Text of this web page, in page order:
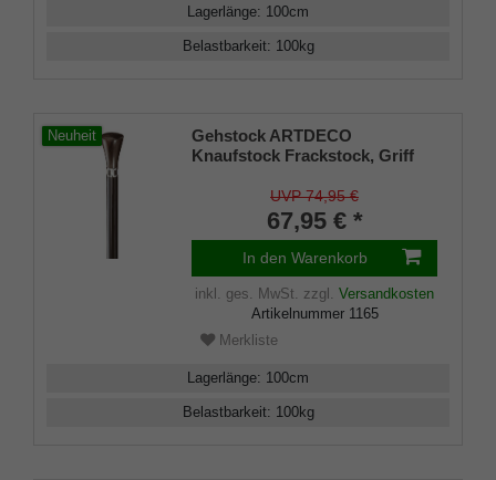
Lagerlänge: 100cm
Belastbarkeit: 100kg
Neuheit
Gehstock ARTDECO
Knaufstock Frackstock, Griff
Ebenholz, Chrom-Designring
mit Perlmut/Onyx, Stock aus
Hartholz schwarz,Gummipuffer
UVP 74,95 €
67,95 € *
In den Warenkorb
inkl. ges. MwSt. zzgl. Versandkosten
Artikelnummer 1165
Merkliste
Lagerlänge: 100cm
Belastbarkeit: 100kg